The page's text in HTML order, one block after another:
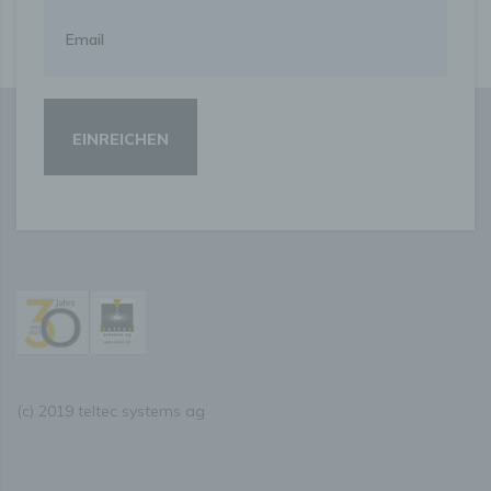
(c) 2019 teltec systems ag
jedoch nicht als Empfänger.
j) Dritter
Dritter ist eine natürliche oder juristische Person, Behörde,
Einrichtung oder andere Stelle außer der betroffenen
k) Einwilligung
Einwilligung ist jede von der betroffenen Person freiwillig
für den bestimmten Fall in informierter Weise und
verstehen gibt, dass sie mit der Verarbeitung der sie